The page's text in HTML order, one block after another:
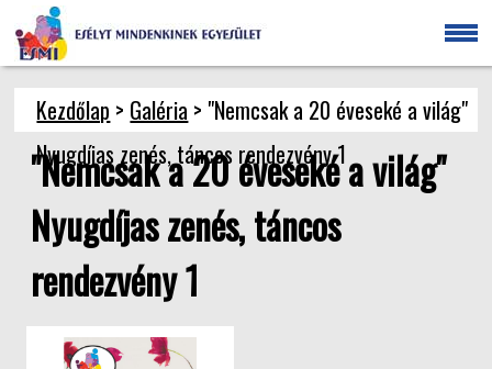
Kezdőlap > Galéria > "Nemcsak a 20 éveseké a világ"
Nyugdíjas zenés, táncos rendezvény 1
"Nemcsak a 20 éveseké a világ"
Nyugdíjas zenés, táncos
rendezvény 1